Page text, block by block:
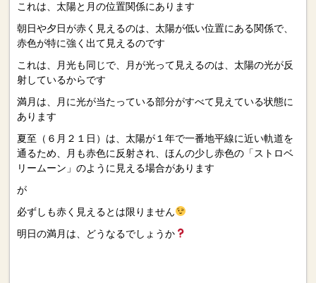
これは、太陽と月の位置関係にあります
朝日や夕日が赤く見えるのは、太陽が低い位置にある関係で、
赤色が特に強く出て見えるのです
これは、月光も同じで、月が光って見えるのは、太陽の光が反
射しているからです
満月は、月に光が当たっている部分がすべて見えている状態に
あります
夏至（６月２１日）は、太陽が１年で一番地平線に近い軌道を
通るため、月も赤色に反射され、ほんの少し赤色の「ストロベ
リームーン」のように見える場合があります
が
必ずしも赤く見えるとは限りません
明日の満月は、どうなるでしょうか